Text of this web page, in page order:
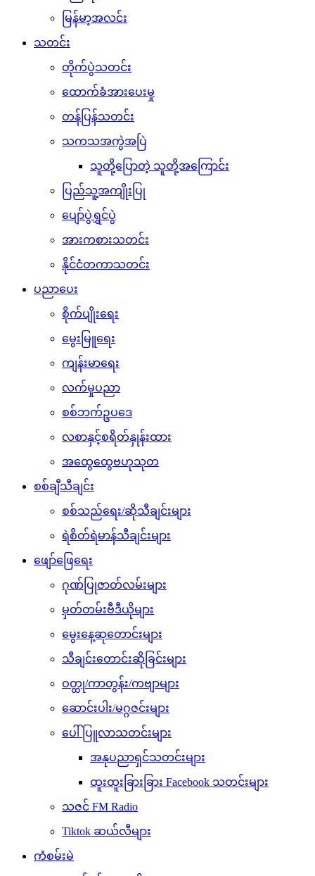
မြန်မာ့အလင်း
သတင်း
တိုက်ပွဲသတင်း
ထောက်ခံအားပေးမှု
တန်ပြန်သတင်း
သကသအကွဲအပြဲ
သူတို့ပြောတဲ့ သူတို့အကြောင်း
ပြည်သူ့အကျိုးပြု
ပျော်ပွဲရွှင်ပွဲ
အားကစားသတင်း
နိုင်ငံတကာသတင်း
ပညာပေး
စိုက်ပျိုးရေး
မွေးမြူရေး
ကျန်းမာရေး
လက်မှုပညာ
စစ်ဘက်ဥပဒေ
လစာနှင့်စရိတ်နှုန်းထား
အထွေထွေဗဟုသုတ
စစ်ချီသီချင်း
စစ်သည်ရေး/ဆိုသီချင်းများ
ရဲစိတ်ရဲမာန်သီချင်းများ
ဖျော်ဖြေရေး
ဂုဏ်ပြုဇာတ်လမ်းများ
မှတ်တမ်းဗီဒီယိုများ
မွေးနေ့ဆုတောင်းများ
သီချင်းတောင်းဆိုခြင်းများ
ဝတ္ထု/ကာတွန်း/ကဗျာများ
ဆောင်းပါး/မဂ္ဂဇင်းများ
ပေါ်ပြူလာသတင်းများ
အနုပညာရှင်သတင်းများ
ထူးထူးခြားခြား Facebook သတင်းများ
သဇင် FM Radio
Tiktok ဆယ်လီများ
ကံစမ်းမဲ